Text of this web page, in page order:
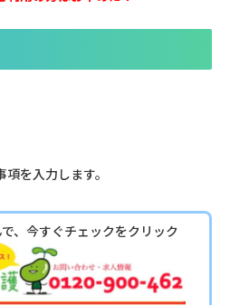
を入力します。
、今すぐチェックをクリック